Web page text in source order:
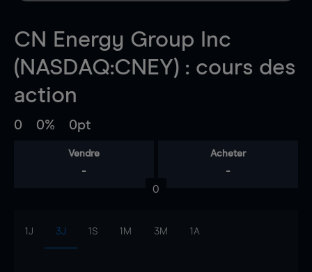
CN Energy Group Inc
(NASDAQ:CNEY) : cours des
action
0 0% 0pt
Vendre
-
Acheter
-
0
1J 3J 1S 1M 3M 1A